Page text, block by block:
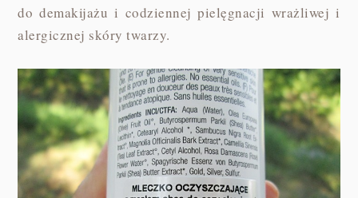
do demakijażu i codziennej pielęgnacji wrażliwej i
alergicznej skóry twarzy.